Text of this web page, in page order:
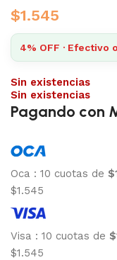
$1.545
4% OFF · Efectivo
Sin existencias
Sin existencias
Pagando con
Oca : 10 cuotas de
$1.545
Visa : 10 cuotas de
$1.545